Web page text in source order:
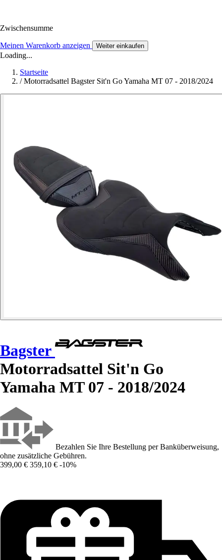
Zwischensumme
Meinen Warenkorb anzeigen Weiter einkaufen
Loading...
Startseite
/ Motorradsattel Bagster Sit'n Go Yamaha MT 07 - 2018/2024
Bagster
Motorradsattel Sit'n Go
Yamaha MT 07 - 2018/2024
Bezahlen Sie Ihre Bestellung per Banküberweisung,
ohne zusätzliche Gebühren.
399,00 € 359,10 € -10%